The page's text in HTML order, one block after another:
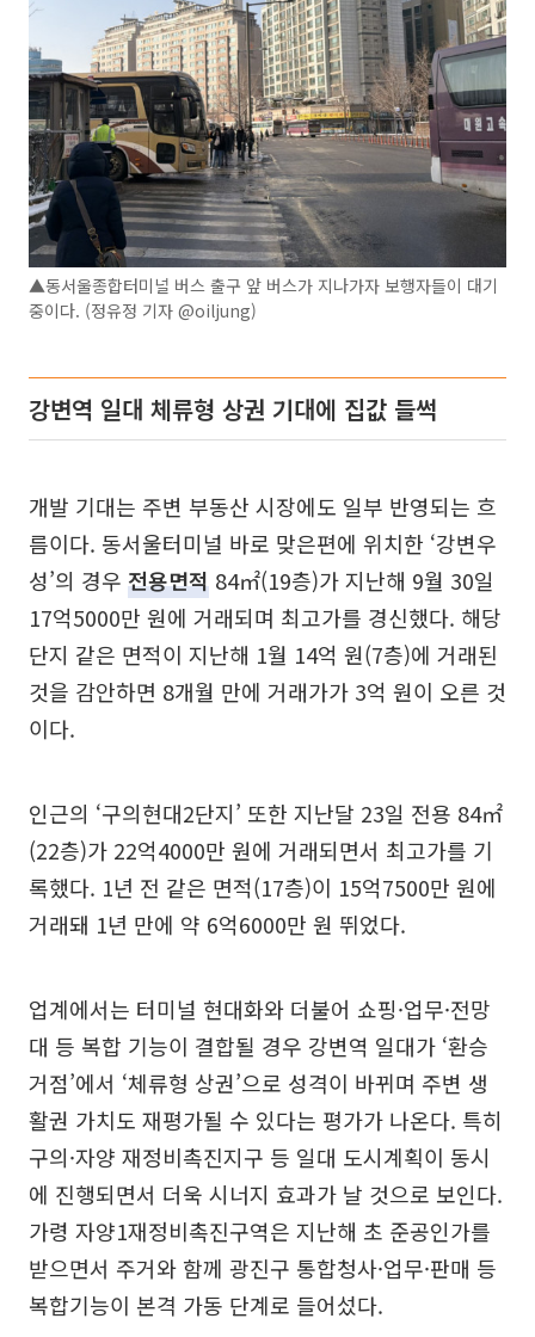
▲동서울종합터미널 버스 출구 앞 버스가 지나가자 보행자들이 대기
중이다. (정유정 기자 @oiljung)
강변역 일대 체류형 상권 기대에 집값 들썩
개발 기대는 주변 부동산 시장에도 일부 반영되는 흐
름이다. 동서울터미널 바로 맞은편에 위치한 ‘강변우
성’의 경우 전용면적 84㎡(19층)가 지난해 9월 30일
17억5000만 원에 거래되며 최고가를 경신했다. 해당
단지 같은 면적이 지난해 1월 14억 원(7층)에 거래된
것을 감안하면 8개월 만에 거래가가 3억 원이 오른 것
이다.
인근의 ‘구의현대2단지’ 또한 지난달 23일 전용 84㎡
(22층)가 22억4000만 원에 거래되면서 최고가를 기
록했다. 1년 전 같은 면적(17층)이 15억7500만 원에
거래돼 1년 만에 약 6억6000만 원 뛰었다.
업계에서는 터미널 현대화와 더불어 쇼핑·업무·전망
대 등 복합 기능이 결합될 경우 강변역 일대가 ‘환승
거점’에서 ‘체류형 상권’으로 성격이 바뀌며 주변 생
활권 가치도 재평가될 수 있다는 평가가 나온다. 특히
구의·자양 재정비촉진지구 등 일대 도시계획이 동시
에 진행되면서 더욱 시너지 효과가 날 것으로 보인다.
가령 자양1재정비촉진구역은 지난해 초 준공인가를
받으면서 주거와 함께 광진구 통합청사·업무·판매 등
복합기능이 본격 가동 단계로 들어섰다.